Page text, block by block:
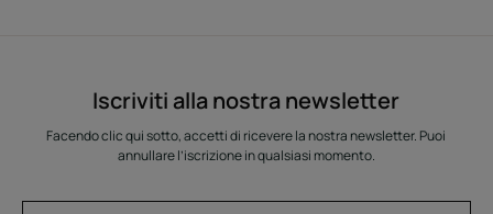
Iscriviti alla nostra newsletter
Facendo clic qui sotto, accetti di ricevere la nostra newsletter. Puoi
annullare l’iscrizione in qualsiasi momento.